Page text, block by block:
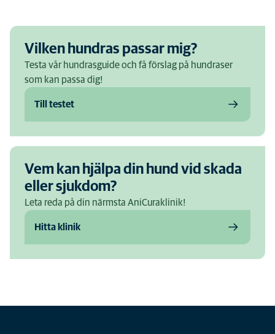
Vilken hundras passar mig?
Testa vår hundrasguide och få förslag på hundraser
som kan passa dig!
Till testet
Vem kan hjälpa din hund vid skada
eller sjukdom?
Leta reda på din närmsta AniCuraklinik!
Hitta klinik